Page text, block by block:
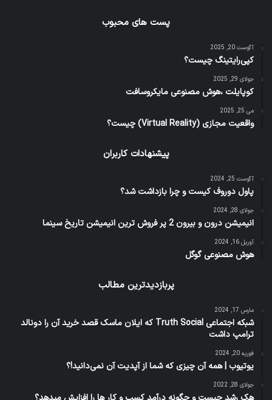
پست های محبوب
آگوست 20, 2025
کپی‌رایتینگ چیست؟
جولای 29, 2025
کوپایلت ،هوش مصنوعی مایکروسافت
می 25, 2025
واقعیت مجازی (Virtual Reality) چیست؟
پیشنهادات کاربران
آگوست 25, 2024
پاول دوروف کیست و چرا بازداشت شد؟
جولای 28, 2024
انیمیشن درون و بیرون 2 پر فروش ترین انیمیشن تاریخ سینما
آوریل 16, 2024
هوش مصنوعی گوگل
پربازدیدترین مطالب
مارس 17, 2024
شبکه اجتماعی Truth Social که ایلان ماسک قصد خرید آن را دونالد
ترامپ داشت
فوریه 20, 2024
یوتیوب | همه آن چیزی که شما از آپدیت آن نمی‌دانید!؟
جولای 28, 2022